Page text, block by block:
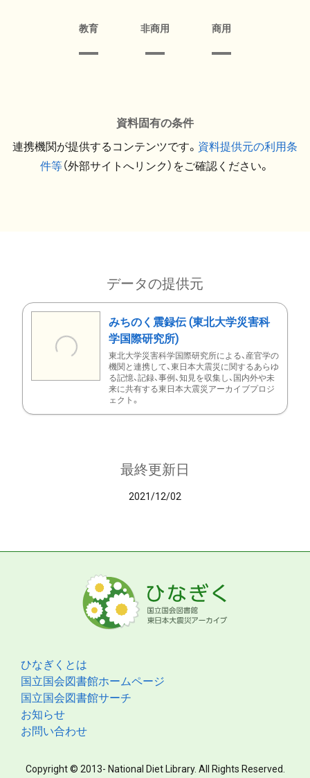
教育 非商用 商用
資料固有の条件
連携機関が提供するコンテンツです。 資料提供元の利用条
件等（外部サイトへリンク）をご確認ください。
データの提供元
みちのく震録伝 (東北大学災害科
学国際研究所)
東北大学災害科学国際研究所による、産官学の
機関と連携して、東日本大震災に関するあらゆ
る記憶、記録、事例、知見を収集し、国内外や未
来に共有する東日本大震災アーカイブプロジ
ェクト。
最終更新日
2021/12/02
ひなぎくとは
国立国会図書館ホームページ
国立国会図書館サーチ
お知らせ
お問い合わせ
Copyright © 2013- National Diet Library. All Rights Reserved.